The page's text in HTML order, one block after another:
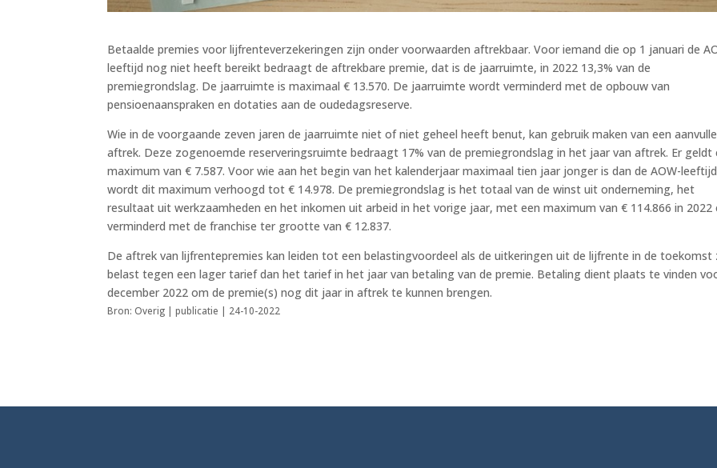
Betaalde premies voor lijfrenteverzekeringen zijn onder voorwaarden aftrekbaar. Voor iemand die op 1 januari de
leeftijd nog niet heeft bereikt bedraagt de aftrekbare premie, dat is de jaarruimte, in 2022 13,3% van de
premiegrondslag. De jaarruimte is maximaal € 13.570. De jaarruimte wordt verminderd met de opbouw van
pensioenaanspraken en dotaties aan de oudedagsreserve.
Wie in de voorgaande zeven jaren de jaarruimte niet of niet geheel heeft benut, kan gebruik maken van een
aftrek. Deze zogenoemde reserveringsruimte bedraagt 17% van de premiegrondslag in het jaar van aftrek. Er geldt
maximum van € 7.587. Voor wie aan het begin van het kalenderjaar maximaal tien jaar jonger is dan de AOW-leeftijd
wordt dit maximum verhoogd tot € 14.978. De premiegrondslag is het totaal van de winst uit onderneming, het
resultaat uit werkzaamheden en het inkomen uit arbeid in het vorige jaar, met een maximum van € 114.866 in 2022
verminderd met de franchise ter grootte van € 12.837.
De aftrek van lijfrentepremies kan leiden tot een belastingvoordeel als de uitkeringen uit de lijfrente in de toekomst
belast tegen een lager tarief dan het tarief in het jaar van betaling van de premie. Betaling dient plaats te vinden
december 2022 om de premie(s) nog dit jaar in aftrek te kunnen brengen.
Bron: Overig | publicatie | 24-10-2022